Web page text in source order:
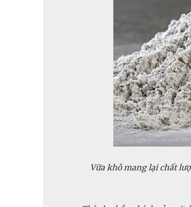
Vữa khô mang lại chất